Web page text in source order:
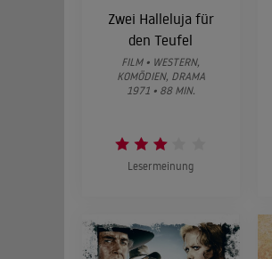
Zwei Halleluja für
den Teufel
FILM • WESTERN,
KOMÖDIEN, DRAMA
1971 • 88 MIN.
Lesermeinung